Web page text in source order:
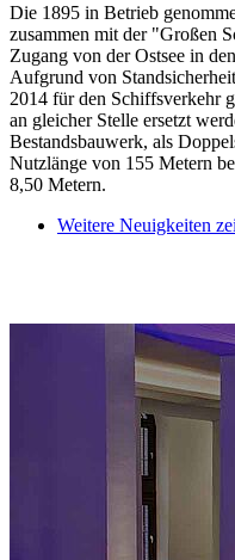
Die 1895 in Betrieb
zusammen mit der "Großen
Zugang von der Ostsee in
Aufgrund von
2014 für den Schiffsverkehr
an gleicher Stelle ersetzt
Bestandsbauwerk, als
Nutzlänge von 155 Metern
8,50 Metern.
Weitere Neuigkeiten